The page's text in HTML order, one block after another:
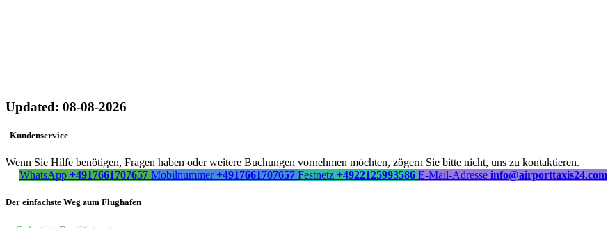
Updated: 08-08-2026
Kundenservice
Wenn Sie Hilfe benötigen, Fragen haben oder weitere Buchungen vornehmen möchten, zögern Sie bitte nicht, uns zu kontaktieren.
WhatsApp +4917661707657 Mobilnummer +4917661707657 Festnetz +4922125993586 E-Mail-Adresse info@airporttaxis24.com
Der einfachste Weg zum Flughafen